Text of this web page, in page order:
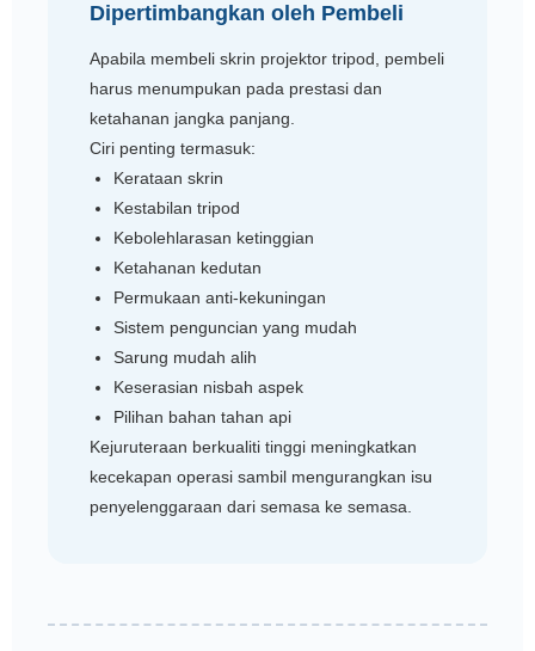
Dipertimbangkan oleh Pembeli
Apabila membeli skrin projektor tripod, pembeli
harus menumpukan pada prestasi dan
ketahanan jangka panjang.
Ciri penting termasuk:
Kerataan skrin
Kestabilan tripod
Kebolehlarasan ketinggian
Ketahanan kedutan
Permukaan anti-kekuningan
Sistem penguncian yang mudah
Sarung mudah alih
Keserasian nisbah aspek
Pilihan bahan tahan api
Kejuruteraan berkualiti tinggi meningkatkan
kecekapan operasi sambil mengurangkan isu
penyelenggaraan dari semasa ke semasa.